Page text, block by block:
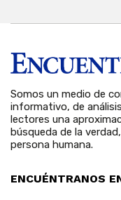
Somos un medio de
informativo, de
lectores una
búsqueda de la
persona humana.
ENCUÉNTRANOS